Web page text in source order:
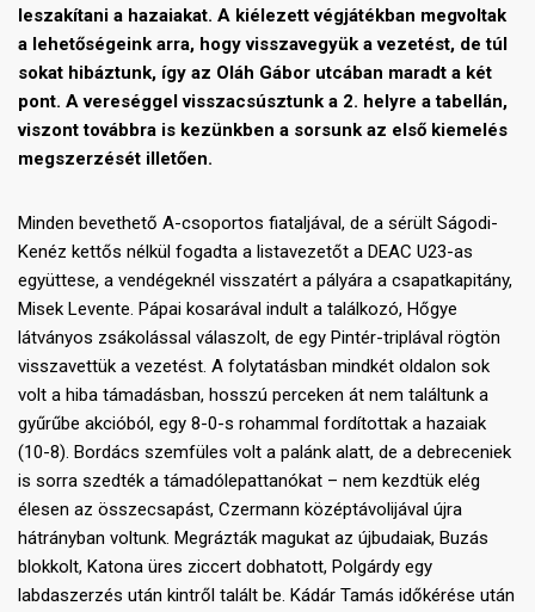
leszakítani a hazaiakat. A kiélezett végjátékban megvoltak
a lehetőségeink arra, hogy visszavegyük a vezetést, de túl
sokat hibáztunk, így az Oláh Gábor utcában maradt a két
pont. A vereséggel visszacsúsztunk a 2. helyre a tabellán,
viszont továbbra is kezünkben a sorsunk az első kiemelés
megszerzését illetően.
Minden bevethető A-csoportos fiataljával, de a sérült Ságodi-
Kenéz kettős nélkül fogadta a listavezetőt a DEAC U23-as
együttese, a vendégeknél visszatért a pályára a csapatkapitány,
Misek Levente. Pápai kosarával indult a találkozó, Hőgye
látványos zsákolással válaszolt, de egy Pintér-triplával rögtön
visszavettük a vezetést. A folytatásban mindkét oldalon sok
volt a hiba támadásban, hosszú perceken át nem találtunk a
gyűrűbe akcióból, egy 8-0-s rohammal fordítottak a hazaiak
(10-8). Bordács szemfüles volt a palánk alatt, de a debreceniek
is sorra szedték a támadólepattanókat – nem kezdtük elég
élesen az összecsapást, Czermann középtávolijával újra
hátrányban voltunk. Megrázták magukat az újbudaiak, Buzás
blokkolt, Katona üres ziccert dobhatott, Polgárdy egy
labdaszerzés után kintről talált be. Kádár Tamás időkérése után